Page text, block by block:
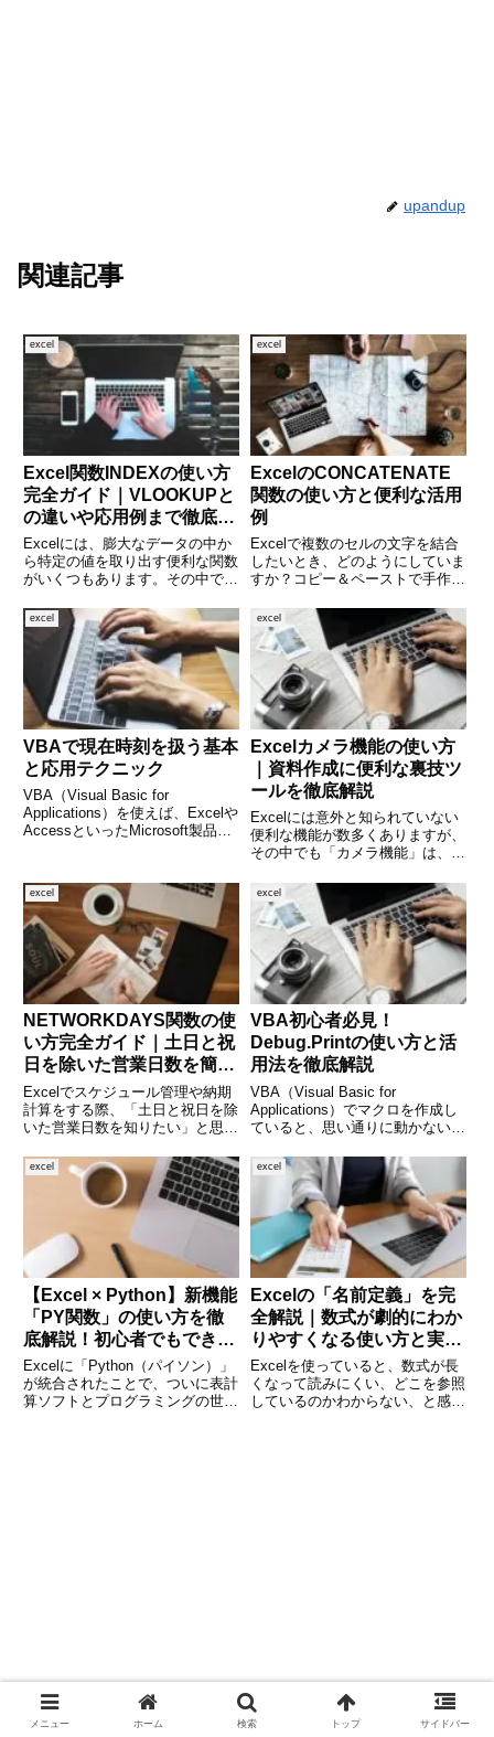
upandup
関連記事
excel
Excel関数INDEXの使い方
完全ガイド｜VLOOKUPと
の違いや応用例まで徹底解
説
Excelには、膨大なデータの中か
ら特定の値を取り出す便利な関数
がいくつもあります。その中でも
や列の位置を指定して値を取得す
る柔軟性に優れた関数です。一見
すると少し難しそうな関数です
が、使い方をマスターすれば
excel
ExcelのCONCATENATE
関数の使い方と便利な活用
例
Excelで複数のセルの文字を結合
したいとき、どのようにしていま
すか？コピー＆ペーストで手作業
利なのが「CONCATENATE（コ
ンカテネート）」関数です。文字
列の結合を自動化できるこの関数
は、住所や名前、商品
excel
VBAで現在時刻を扱う基本
と応用テクニック
VBA（Visual Basic for
Applications）を使えば、Excelや
AccessといったMicrosoft製品上
録や、処理の自動化、ファイル名
への時刻の埋め込
excel
Excelカメラ機能の使い方
｜資料作成に便利な裏技ツ
ールを徹底解説
Excelには意外と知られていない
便利な機能が数多くありますが、
その中でも「カメラ機能」は、業
る隠れた名ツールです。たとえ
ば、あるセル範囲を画像として別
シートや別ファイルに貼り付けた
いとき、スクリーンショットを
excel
NETWORKDAYS関数の使
い方完全ガイド｜土日と祝
日を除いた営業日数を簡単
に計算！
Excelでスケジュール管理や納期
計算をする際、「土日と祝日を除
いた営業日数を知りたい」と思っ
きに便利なのが、Excelの
「NETWORKDAYS（ネットワー
クデイズ）」関数です。この関数
を使えば、開始日から終
excel
VBA初心者必見！
Debug.Printの使い方と活
用法を徹底解説
VBA（Visual Basic for
Applications）でマクロを作成し
ていると、思い通りに動かない場
に役立つのが「Debug.Print」ス
テートメントです。これは、コー
ドの動作を目で確認しながら
excel
【Excel × Python】新機能
「PY関数」の使い方を徹
底解説！初心者でもできる
データ分析入門
Excelに「Python（パイソン）」
が統合されたことで、ついに表計
算ソフトとプログラミングの世界
excel
Excelの「名前定義」を完
全解説｜数式が劇的にわか
りやすくなる使い方と実践
例
Excelを使っていると、数式が長
くなって読みにくい、どこを参照
しているのかわからない、と感じ
メニュー ホーム 検索 トップ サイドバー